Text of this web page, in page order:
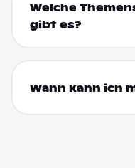
Welche
gibt es?
Wann kann ich